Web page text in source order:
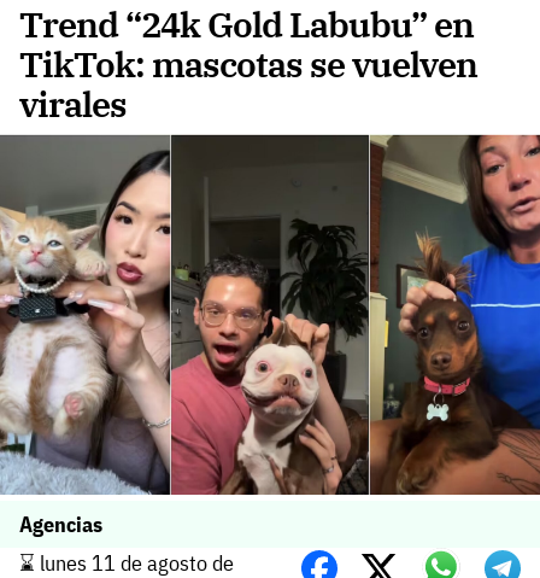
Trend “24k Gold Labubu” en
TikTok: mascotas se vuelven
virales
Agencias
⌛️ lunes 11 de agosto de